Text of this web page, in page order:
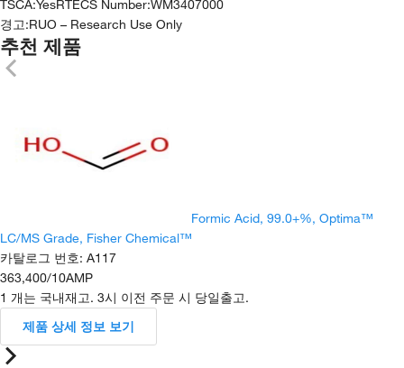
TSCA:YesRTECS Number:WM3407000
경고:RUO – Research Use Only
추천 제품
Formic Acid, 99.0+%, Optima™
LC/MS Grade, Fisher Chemical™
카탈로그 번호: A117
363,400/10AMP
1 개는 국내재고. 3시 이전 주문 시 당일출고.
제품 상세 정보 보기